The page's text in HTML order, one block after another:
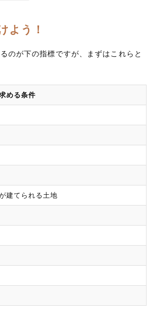
よう！
のが下の指標ですが、まずはこれらと
める条件
建てられる土地